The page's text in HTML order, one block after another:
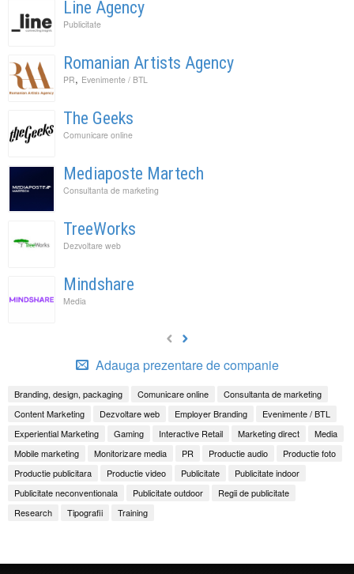
Line Agency
Publicitate
Romanian Artists Agency
PR, Evenimente / BTL
The Geeks
Comunicare online
Mediaposte Martech
Consultanta de marketing
TreeWorks
Dezvoltare web
Mindshare
Media
Adauga prezentare de companie
Branding, design, packaging Comunicare online
Consultanta de marketing
Content Marketing
Dezvoltare web Employer Branding
Evenimente / BTL
Experiential Marketing
Gaming Interactive Retail Marketing direct
Media
Mobile marketing
Monitorizare media PR Productie audio
Productie foto
Productie publicitara
Productie video Publicitate
Publicitate indoor
Publicitate neconventionala
Publicitate outdoor
Regii de publicitate
Research
Tipografii Training